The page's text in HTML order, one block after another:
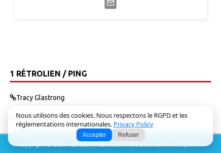
1 RÉTROLIEN / PING
Tracy Glastrong
Les commentaires sont fermés.
Nous utilisons des cookies. Nous respectons le RGPD et les
réglementations internationales. Privacy Policy
Accepter Refuser